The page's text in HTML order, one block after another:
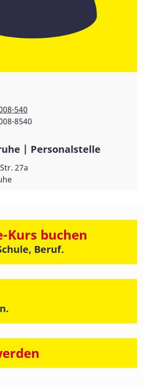
540
8540
| Personalstelle
27a
Kurs buchen
Beruf.